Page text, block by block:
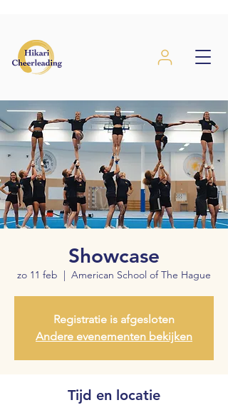
Showcase
zo 11 feb
  |
American School of The Hague
Registratie is afgesloten
Andere evenementen bekijken
Tijd en locatie